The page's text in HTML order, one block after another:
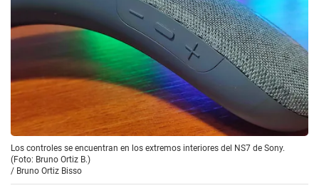
Los controles se encuentran en los extremos interiores del NS7 de Sony.
(Foto: Bruno Ortiz B.)
/ Bruno Ortiz Bisso